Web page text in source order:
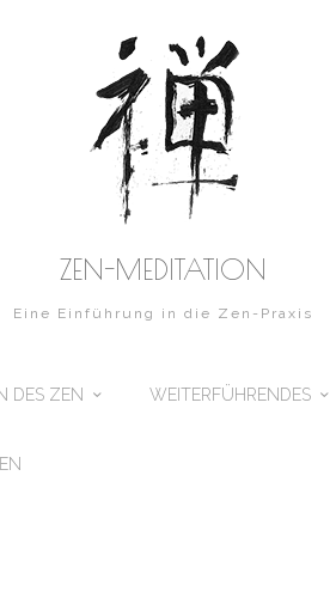
ZEN-MEDITATION
Eine Einführung in die Zen-Praxis
DES ZEN WEITERFÜHRENDES